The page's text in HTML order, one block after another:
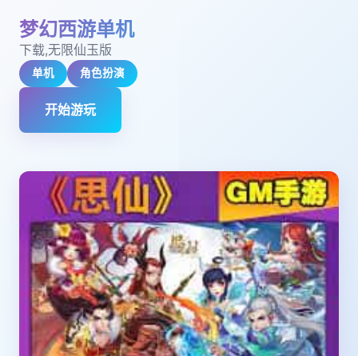
梦幻西游单机
下载,无限仙玉版
单机 角色扮演
开始游玩